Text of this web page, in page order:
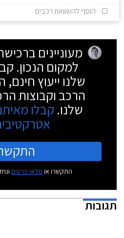
הוסף להשוואת רכבים
מעוניינים
למקום הנכון.
שלנו ייעוץ
הרכב וקבוצות
שלנו. קבלו
התקשרו או מלאו פרטים
תגובות